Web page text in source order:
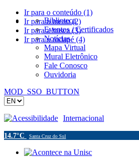
Ir para o conteúdo (1)
Ir para o menu (2)
Ir para a busca (3)
Ir para o rodapé (4)
Biblioteca
Eventos / Certificados
Notícias
Mapa Virtual
Mural Eletrônico
Fale Conosco
Ouvidoria
MOD_SSO_BUTTON
Acessibilidade Internacional
14.7°C Santa Cruz do Sul